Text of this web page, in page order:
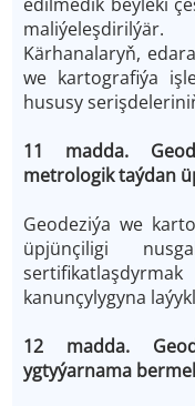
maliýeleşdirilýär.
Kärhanalaryň,
we kartografiýa
hususy
11 madda.
metrologik taýdan
Geodeziýa we
üpjünçiligi
kanunçylygyna
12 madda.
ygtyýarnama